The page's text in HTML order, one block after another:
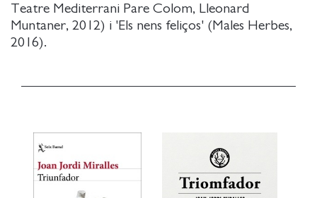
Teatre Mediterrani Pare Colom, Lleonard
Muntaner, 2012) i 'Els nens feliços' (Males Herbes,
2016).